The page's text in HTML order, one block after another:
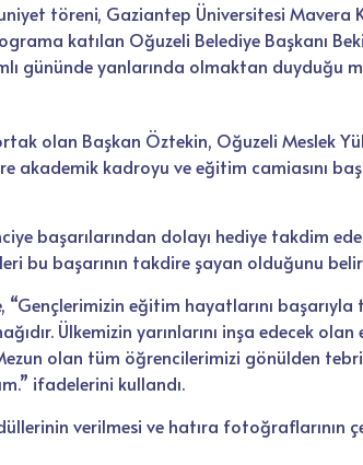
töreni, Gaziantep Üniversitesi Mavera
katılan Oğuzeli Belediye Başkanı
gününde yanlarında olmaktan duyduğu
olan Başkan Öztekin, Oğuzeli Meslek
akademik kadroyu ve eğitim camiasını
başarılarından dolayı hediye takdim
bu başarının takdire şayan olduğunu
“Gençlerimizin eğitim hayatlarını
Ülkemizin yarınlarını inşa edecek olan
olan tüm öğrencilerimizi gönülden
ifadelerini kullandı.
verilmesi ve hatıra fotoğraflarının